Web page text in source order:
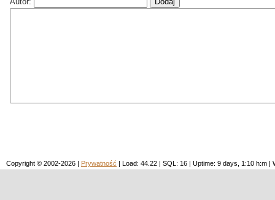
Copyright © 2002-2026 | Prywatność | Load: 44.22 | SQL: 16 | Uptime: 9 days, 1:10 h:m